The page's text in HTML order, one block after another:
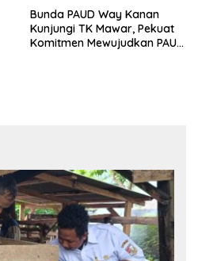
Bunda PAUD Way Kanan
Kunjungi TK Mawar, Pekuat
Komitmen Mewujudkan PAUD